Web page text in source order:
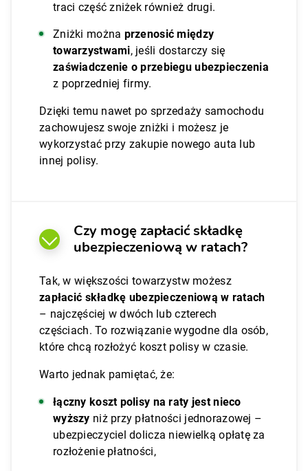
traci część zniżek również drugi.
Zniżki można przenosić między
towarzystwami, jeśli dostarczy się
zaświadczenie o przebiegu ubezpieczenia
z poprzedniej firmy.
Dzięki temu nawet po sprzedaży samochodu
zachowujesz swoje zniżki i możesz je
wykorzystać przy zakupie nowego auta lub
innej polisy.
Czy mogę zapłacić składkę
ubezpieczeniową w ratach?
Tak, w większości towarzystw możesz
zapłacić składkę ubezpieczeniową w ratach
– najczęściej w dwóch lub czterech
częściach. To rozwiązanie wygodne dla osób,
które chcą rozłożyć koszt polisy w czasie.
Warto jednak pamiętać, że:
łączny koszt polisy na raty jest nieco
wyższy niż przy płatności jednorazowej –
ubezpieczyciel dolicza niewielką opłatę za
rozłożenie płatności,